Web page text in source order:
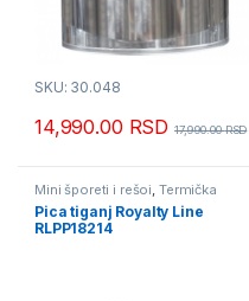
SKU: 30.048
14,990.00 RSD 17,990.00RSD
Mini šporeti i rešoi, Termička
obrada hrane
Pica tiganj Royalty Line
RLPP18214